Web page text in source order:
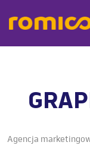
Agencja